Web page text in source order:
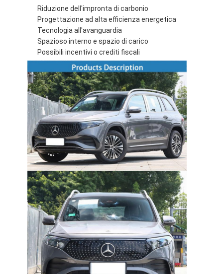
Casa.
Prodotti
Video
Riduzione dell'impronta di carbonio
Progettazione ad alta efficienza energetica
Tecnologia all'avanguardia
Spazioso interno e spazio di carico
Possibili incentivi o crediti fiscali